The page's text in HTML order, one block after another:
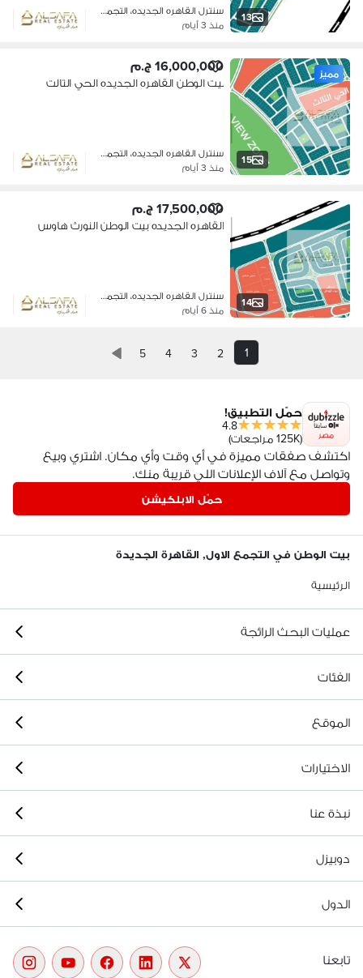
13
سنترل القاهره الجديده، التجمع الخام…
منذ 3 أيام
15
مميز 16,000,000 ج.م
بيت الوطن القاهره الجديده الحي التالت
سنترل القاهره الجديده، التجمع الخام…
منذ 3 أيام
14
17,500,000 ج.م
القاهره الجديده بيت الوطن النورث هاوس
سنترل القاهره الجديده، التجمع الخام…
منذ 6 أيام
1
2
3
4
5
مصر
حمّل التطبيق!
4.8
(125K مراجعات)
اكتشف صفقات مميزة في أي وقت وأي مكان. اشتري وبيع
وتواصل مع آلاف الإعلانات اللي قريبة منك.
حمّل الابلكيشن
بيت الوطن في التجمع الاول, القاهرة الجديدة
الرئيسية
عمليات البحث الرائجة
الفئات
الموقع
الاختيارات
نبذة عنا
دوبيزل
الدول
تابعنا